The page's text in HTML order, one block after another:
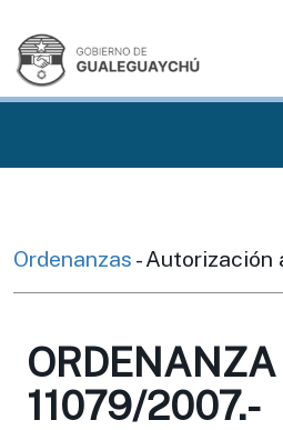
Ordenanzas - Autorización
ORDENANZA
11079/2007.-